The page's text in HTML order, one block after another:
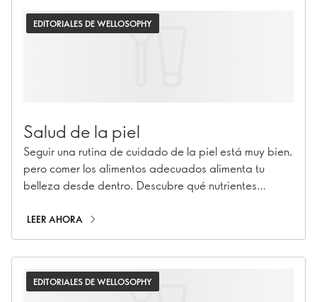
EDITORIALES DE WELLOSOPHY
Salud de la piel
Seguir una rutina de cuidado de la piel está muy bien,
pero comer los alimentos adecuados alimenta tu
belleza desde dentro. Descubre qué nutrientes
envejecer mejor.
LEER AHORA
EDITORIALES DE WELLOSOPHY